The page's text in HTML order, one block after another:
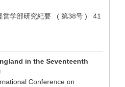
営学部研究紀要 ( 第38号 ) 41
in the Seventeenth
Conference on